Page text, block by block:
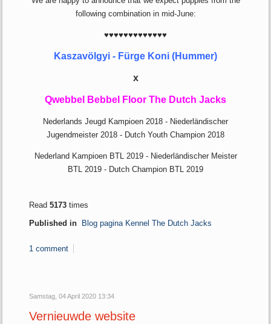
following combination in mid-June:
♥♥♥♥♥♥♥♥♥♥♥♥♥
Kaszavölgyi - Fürge Koni (Hummer)
x
Qwebbel Bebbel Floor The Dutch Jacks
Nederlands Jeugd Kampioen 2018 - Niederländischer
Jugendmeister 2018 - Dutch Youth Champion 2018
Nederland Kampioen BTL 2019 - Niederländischer Meister
BTL 2019 - Dutch Champion BTL 2019
Read5173 times
Published in
Blog pagina Kennel The Dutch Jacks
1 comment
Samstag, 04 April 2020 13:34
Vernieuwde website